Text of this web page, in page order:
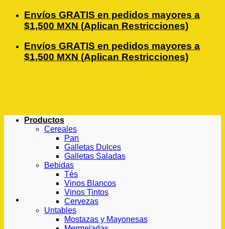
Saltar
contenido
Envíos GRATIS en pedidos mayores a
$1,500 MXN (Aplican Restricciones)
Envíos GRATIS en pedidos mayores a
$1,500 MXN (Aplican Restricciones)
Productos
Cereales
Pan
Galletas Dulces
Galletas Saladas
Bebidas
Tés
Vinos Blancos
Vinos Tintos
Cervezas
Untables
Mostazas y Mayonesas